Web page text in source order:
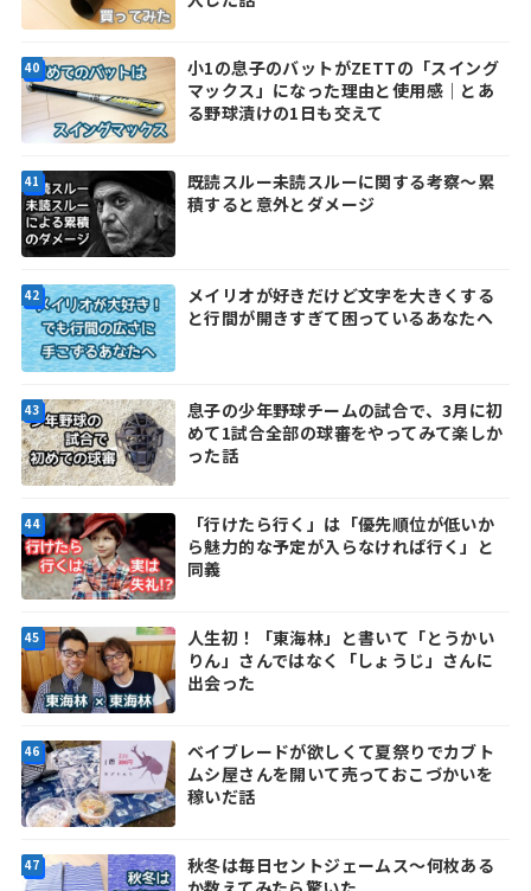
小1の息子のバットがZETTの「スイング
マックス」になった理由と使用感｜とあ
る野球漬けの1日も交えて
既読スルー未読スルーに関する考察～累
積すると意外とダメージ
メイリオが好きだけど文字を大きくする
と行間が開きすぎて困っているあなたへ
息子の少年野球チームの試合で、3月に初
めて1試合全部の球審をやってみて楽しか
った話
「行けたら行く」は「優先順位が低いか
ら魅力的な予定が入らなければ行く」と
同義
人生初！「東海林」と書いて「とうかい
りん」さんではなく「しょうじ」さんに
出会った
ベイブレードが欲しくて夏祭りでカブト
ムシ屋さんを開いて売っておこづかいを
稼いだ話
秋冬は毎日セントジェームス～何枚ある